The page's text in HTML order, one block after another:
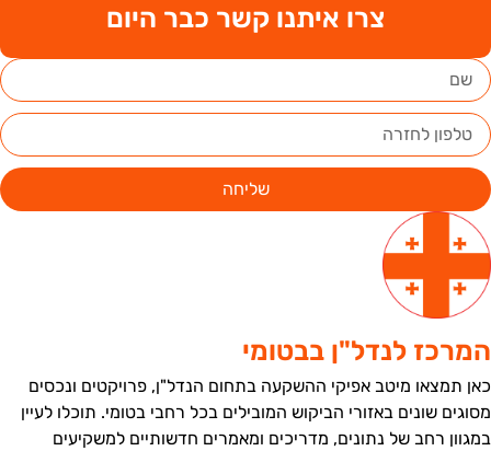
צרו איתנו קשר כבר היום
שליחה
לנדל"ן בבטומי
תמצאו מיטב אפיקי ההשקעה בתחום הנדל"ן, פרויקטים ונכסים
שונים באזורי הביקוש המובילים בכל רחבי בטומי. תוכלו לעיין
רחב של נתונים, מדריכים ומאמרים חדשותיים למשקיעים